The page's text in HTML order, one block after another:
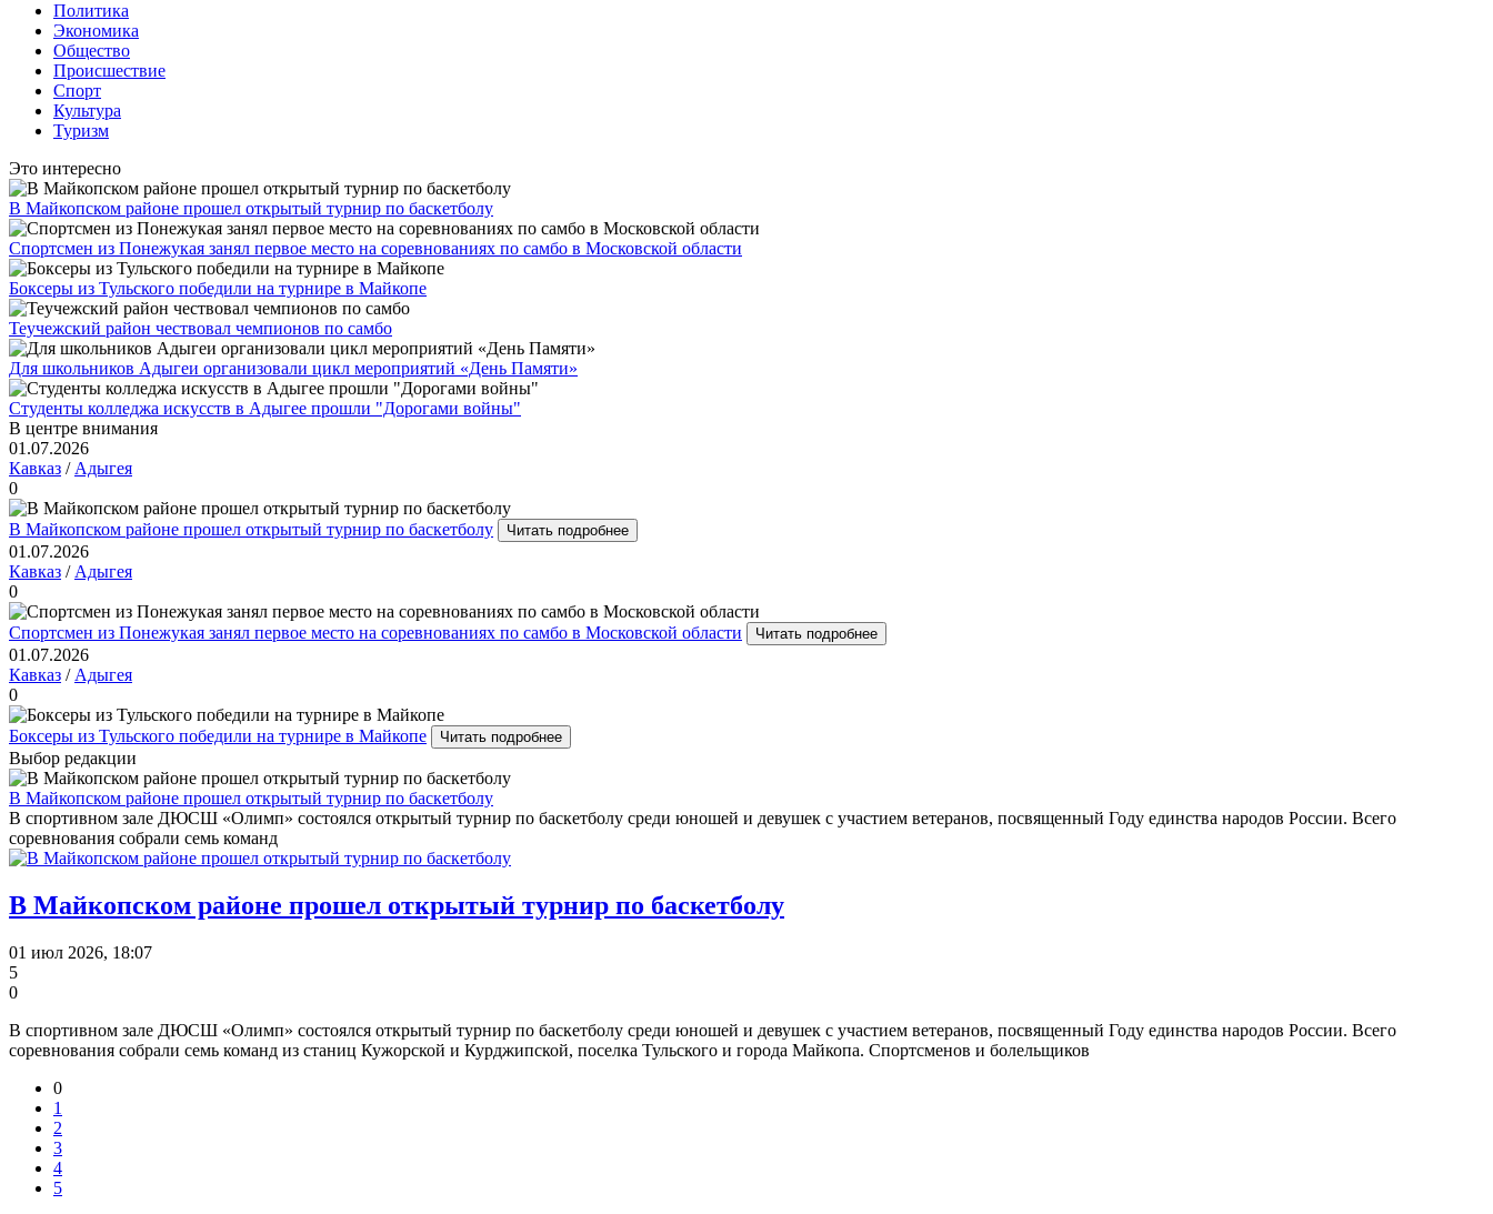
Политика
Экономика
Общество
Происшествие
Спорт
Культура
Туризм
Это интересно
В Майкопском районе прошел открытый турнир по баскетболу
Спортсмен из Понежукая занял первое место на соревнованиях по самбо в Московской области
Боксеры из Тульского победили на турнире в Майкопе
Теучежский район чествовал чемпионов по самбо
Для школьников Адыгеи организовали цикл мероприятий «День Памяти»
Студенты колледжа искусств в Адыгее прошли "Дорогами войны"
В центре внимания
01.07.2026
Кавказ / Адыгея
0
В Майкопском районе прошел открытый турнир по баскетболу Читать подробнее
01.07.2026
Кавказ / Адыгея
0
Спортсмен из Понежукая занял первое место на соревнованиях по самбо в Московской области Читать подробнее
01.07.2026
Кавказ / Адыгея
0
Боксеры из Тульского победили на турнире в Майкопе Читать подробнее
Выбор редакции
В Майкопском районе прошел открытый турнир по баскетболу
В спортивном зале ДЮСШ «Олимп» состоялся открытый турнир по баскетболу среди юношей и девушек с участием ветеранов, посвященный Году единства народов России. Всего
соревнования собрали семь команд
В Майкопском районе прошел открытый турнир по баскетболу
01 июл 2026, 18:07
5
0
В спортивном зале ДЮСШ «Олимп» состоялся открытый турнир по баскетболу среди юношей и девушек с участием ветеранов, посвященный Году единства народов России. Всего
соревнования собрали семь команд из станиц Кужорской и Курджипской, поселка Тульского и города Майкопа. Спортсменов и болельщиков
0
1
2
3
4
5